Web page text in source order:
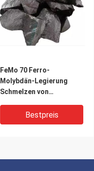
FeMo 70 Ferro-
Molybdän-Legierung
Schmelzen von
Bestpreis